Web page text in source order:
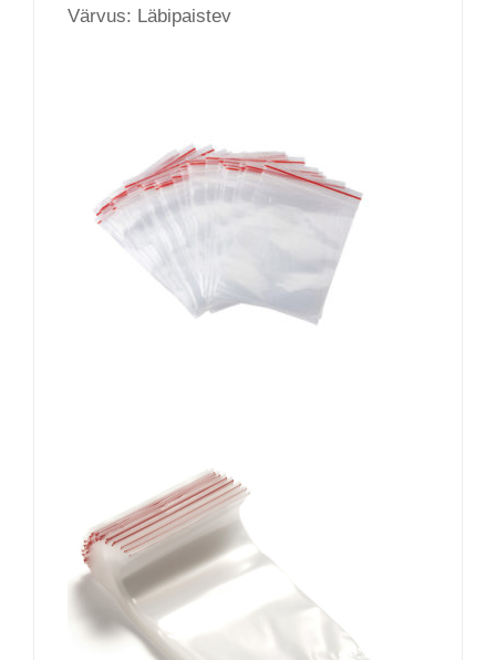
Värvus: Läbipaistev